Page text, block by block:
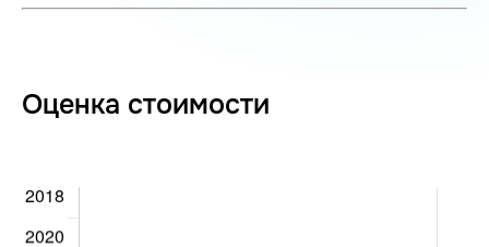
Оценка стоимости